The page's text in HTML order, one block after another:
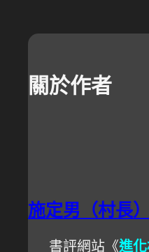
關於作者
施定男（村長）
書評網站《進